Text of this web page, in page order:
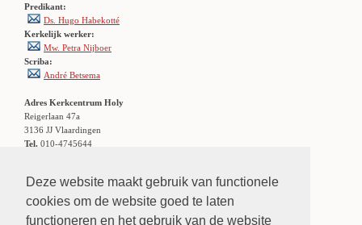
Deze website maakt gebruik van functionele
cookies om de website goed te laten
functioneren en het gebruik van de website
Predikant:
Ds. Hugo Habekotté
Kerkelijk werker:
Mw. Petra Nijboer
Scriba:
André Betsema
Adres Kerkcentrum Holy
Reigerlaan 47a
3136 JJ Vlaardingen
Tel. 010-4745644
halte Holierhoek
LINKS